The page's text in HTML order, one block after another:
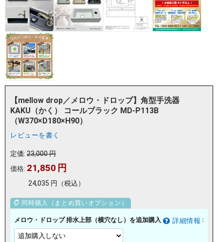
【mellow drop／メロウ・ドロップ】角型手洗器
KAKU（かく） コールブラック MD-P113B
（W370×D180×H90）
レビューを書く
定価: 23,000円
価格: 21,850 円
24,035 円 （税込）
メロウ・ドロップ 排水上部（横穴なし）を追加購入 詳細情報 :